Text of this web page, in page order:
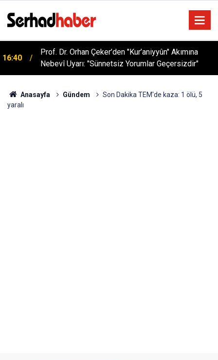
16:40
Prof. Dr. Orhan Çeker’den "Kur’aniyyûn" Akımına
Nebevî Uyarı: "Sünnetsiz Yorumlar Geçersizdir"
Anasayfa Gündem
Son Dakika TEM'de kaza: 1 ölü, 5
yaralı